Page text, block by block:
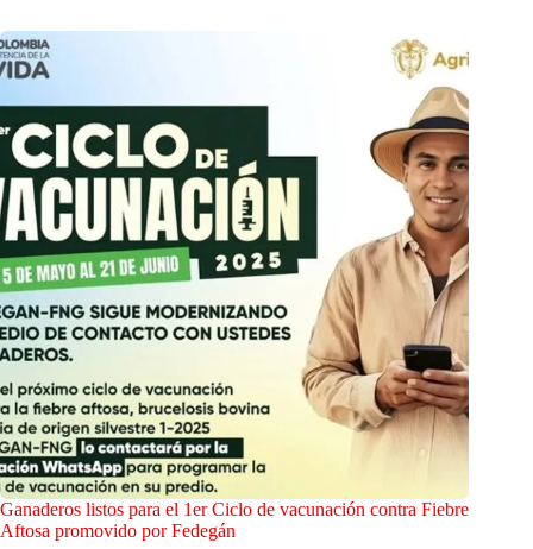
Ganaderos listos para el 1er Ciclo de vacunación contra Fiebre
Aftosa promovido por Fedegán